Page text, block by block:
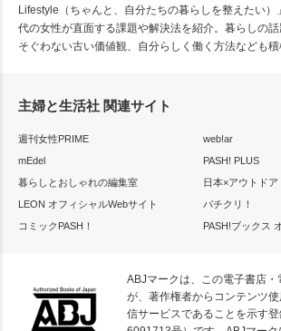
Lifestyle（ちゃんと、自分たちの暮らしを整えたい
代の女性が直面する課題や解決法を紹介。暮らしの
そぐわない古い価値観、自分らしく働く方法なども積
主婦と生活社 関連サイト
週刊女性PRIME
web!ar
mEdel
PASH! PLUS
暮らしとおしゃれの編集室
日本×アウトドア
LEON オフィシャルWebサイト
パチクリ！
コミックPASH！
PASH!ブックス
ABJマークは、この電子書店
が、著作権者からコンテンツ
信サービスであることを示す